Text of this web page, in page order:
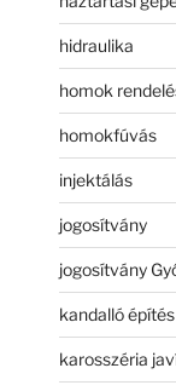
hidraulika
homok
homokfúvás
injektálás
jogosítvány
jogosítvány
kandalló építés
karosszéria